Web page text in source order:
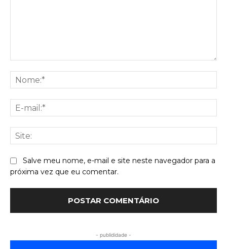
Salve meu nome, e-mail e site neste navegador para a
próxima vez que eu comentar.
- publididade -